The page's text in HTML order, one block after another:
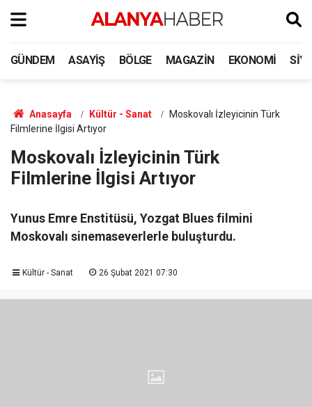
GÜNDEM ASAYIŞ BÖLGE MAGAZIN EKONOMI
Anasayfa Kültür - Sanat
Moskovalı İzleyicinin Türk
Filmlerine İlgisi Artıyor
Moskovalı İzleyicinin Türk
Filmlerine İlgisi Artıyor
Yunus Emre Enstitüsü, Yozgat Blues filmini
Moskovalı sinemaseverlerle buluşturdu.
Kültür - Sanat 26 Şubat 2021 07:30